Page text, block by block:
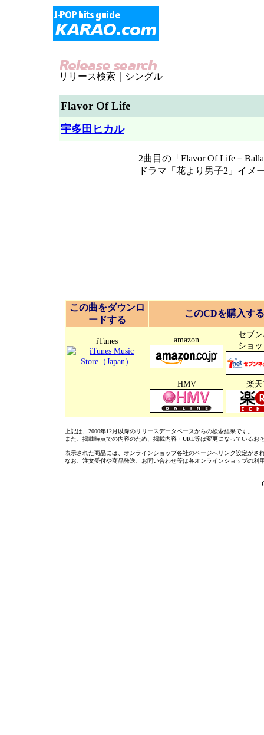
リリース検索｜シングル
Flavor Of Life
宇多田ヒカル
2曲目の「Flavor Of Life－
ドラマ「花より男子2」イメ
この曲をダウンロ
ードする
このCDを購入する
iTunes amazon
セブ
ショ
HMV 楽
上記は、2000年12月以降のリリースデータベースからの検索結果です。
また、掲載時点での内容のため、掲載内容・URL等は変更になっているお
表示された商品には、オンラインショップ各社のページへリンク設定がさ
なお、注文受付や商品発送、お問い合わせ等は各オンラインショップの利